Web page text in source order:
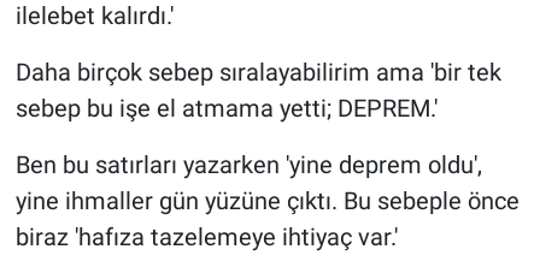
ilelebet kalırdı.'
Daha birçok sebep sıralayabilirim ama 'bir tek
sebep bu işe el atmama yetti; DEPREM.'
Ben bu satırları yazarken 'yine deprem oldu',
yine ihmaller gün yüzüne çıktı. Bu sebeple önce
biraz 'hafıza tazelemeye ihtiyaç var.'